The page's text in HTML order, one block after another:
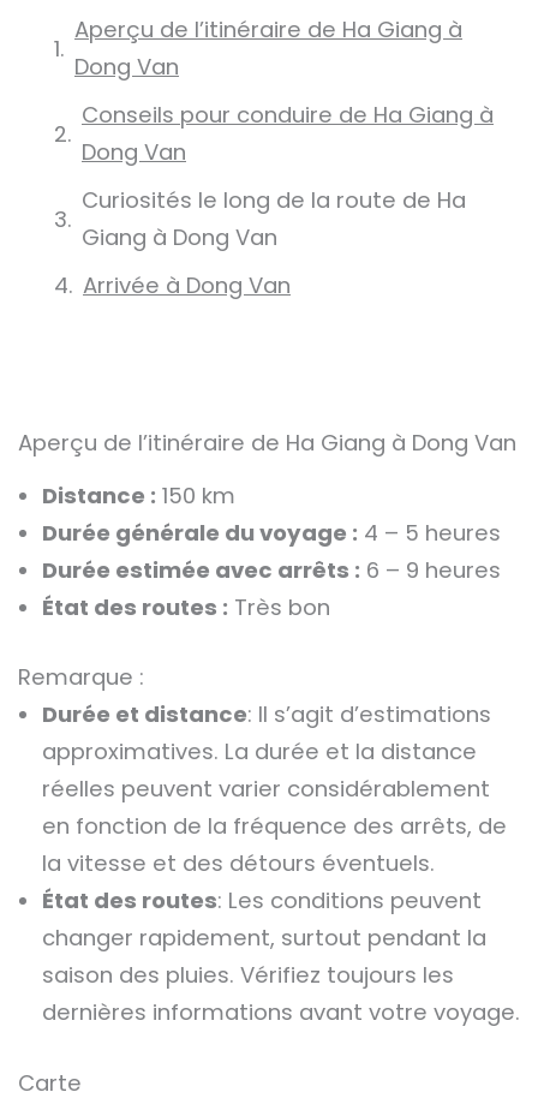
Aperçu de l’itinéraire de Ha Giang à
Dong Van
Conseils pour conduire de Ha Giang à
Dong Van
Curiosités le long de la route de Ha
Giang à Dong Van
Arrivée à Dong Van
Aperçu de l’itinéraire de Ha Giang à Dong Van
Distance : 150 km
Durée générale du voyage : 4 – 5 heures
Durée estimée avec arrêts : 6 – 9 heures
État des routes : Très bon
Remarque :
Durée et distance: Il s’agit d’estimations
approximatives. La durée et la distance
réelles peuvent varier considérablement
en fonction de la fréquence des arrêts, de
la vitesse et des détours éventuels.
État des routes: Les conditions peuvent
changer rapidement, surtout pendant la
saison des pluies. Vérifiez toujours les
dernières informations avant votre voyage.
Carte